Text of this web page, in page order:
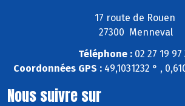
17 route de Rouen
27300 Menneval
Téléphone :02 27 19 97
Coordonnées GPS :49,1031232 ° ,
Nous suivre sur